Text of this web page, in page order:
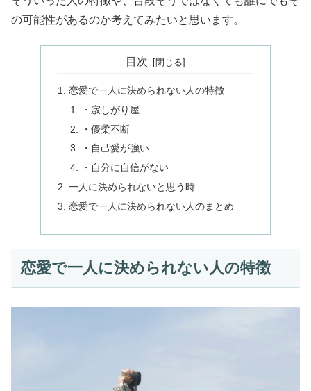
の可能性があるのか考えてみたいと思います。
目次
恋愛で一人に決められない人の特徴
・寂しがり屋
・優柔不断
・自己愛が強い
・自分に自信がない
一人に決められないと思う時
恋愛で一人に決められない人のまとめ
恋愛で一人に決められない人の特徴